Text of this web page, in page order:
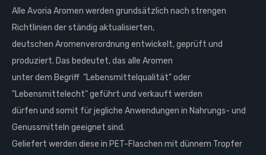
Alle Avoria Aromen werden grundsätzlich nach strengen
Richtlinien der ständig aktualisierten,
deutschen Aromenverordnung entwickelt, geprüft und
produziert. Das bedeutet, das alle Aromen
unter dem Begriff "Lebensmittelqualität" oder
"Lebensmittelecht" geführt und verkauft werden
dürfen und somit für jegliche Anwendungen in Nahrungs- und
Genussmitteln geeignet sind.
Geliefert werden diese in PET-Flaschen mit dünnem Tropfer